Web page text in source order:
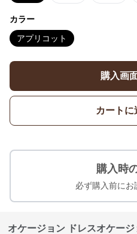
カラー
アプリコット
購入画
カートに
購入時
必ず購入前にお
オケージョン ドレスオケー